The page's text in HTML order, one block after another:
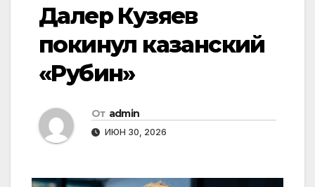
Далер Кузяев
покинул казанский
«Рубин»
От admin
ИЮН 30, 2026